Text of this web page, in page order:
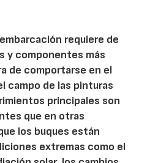
requiere de
y componentes más
de comportarse en el
campo de las pinturas
principales son
que en otras
los buques están
extremas como el